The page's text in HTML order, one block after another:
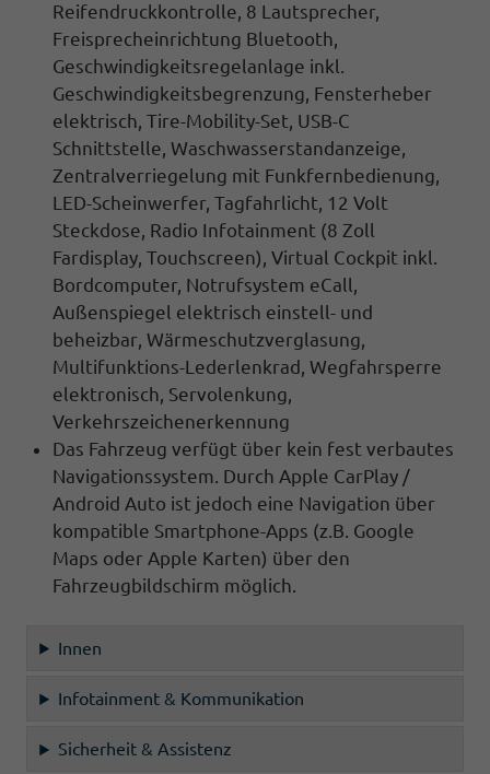
Reifendruckkontrolle , 8 Lautsprecher,
Freisprecheinrichtung Bluetooth,
Geschwindigkeitsregelanlage inkl.
Geschwindigkeitsbegrenzung Fensterheber
elektrisch , Tire-Mobility-Set, USB-C
Schnittstelle, Waschwasserstandanzeige,
Zentralverriegelung mit Funkfernbedienung
LED-Scheinwerfer, Tagfahrlicht , 12 Volt
Steckdose, Radio Infotainment (8 Zoll
Fardisplay, Touchscreen), Virtual Cockpit inkl.
Bordcomputer, Notrufsystem eCall,
Außenspiegel elektrisch einstell- und
beheizbar , Wärmeschutzverglasung,
Multifunktions-Lederlenkrad , Wegfahrsperre
elektronisch, Servolenkung,
Verkehrszeichenerkennung
Das Fahrzeug verfügt über kein fest verbautes
Navigationssystem. Durch Apple CarPlay /
Android Auto ist jedoch eine Navigation über
kompatible Smartphone-Apps (z.B. Google
Maps oder Apple Karten) über den
Fahrzeugbildschirm möglich.
Innen
Infotainment & Kommunikation
Sicherheit & Assistenz